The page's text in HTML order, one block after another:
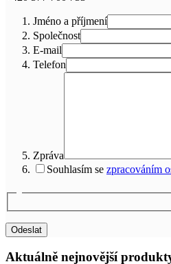
Jméno a příjmení
Společnost
E-mail
Telefon
Zpráva
Souhlasím se zpracováním
Aktuálně nejnovější